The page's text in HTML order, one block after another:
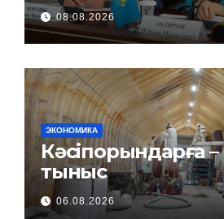
08.08.2026
ЭКОНОМИКА
Кәсіпорындарға – кең
тыныс
06.08.2026